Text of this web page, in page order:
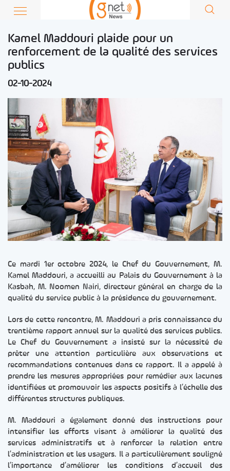
Kamel Maddouri plaide pour un
renforcement de la qualité des services
publics
02-10-2024
Ce mardi 1er octobre 2024, le Chef du Gouvernement, M.
Kamel Maddouri, a accueilli au Palais du Gouvernement à la
Kasbah, M. Noomen Nairi, directeur général en charge de la
qualité du service public à la présidence du gouvernement.
Lors de cette rencontre, M. Maddouri a pris connaissance du
trentième rapport annuel sur la qualité des services publics.
Le Chef du Gouvernement a insisté sur la nécessité de
prêter une attention particulière aux observations et
recommandations contenues dans ce rapport. Il a appelé à
prendre les mesures appropriées pour remédier aux lacunes
identifiées et promouvoir les aspects positifs à l’échelle des
différentes structures publiques.
M. Maddouri a également donné des instructions pour
intensifier les efforts visant à améliorer la qualité des
services administratifs et à renforcer la relation entre
l’administration et les usagers. Il a particulièrement souligné
l’importance d’améliorer les conditions d’accueil des